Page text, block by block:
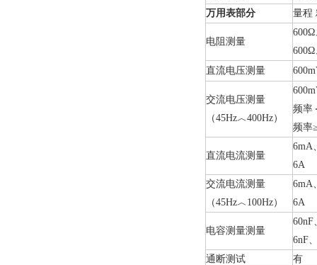
万用表部分
量程
电阻测量
600Ω
直流电压测量
交流电压测量
（45Hz︿400Hz）
频率
频率
直流电流测量
6mA
6A
交流电流测量
（45Hz︿100Hz）
6mA
6A
电容测量测量
60nF
6nF
通断测试
有